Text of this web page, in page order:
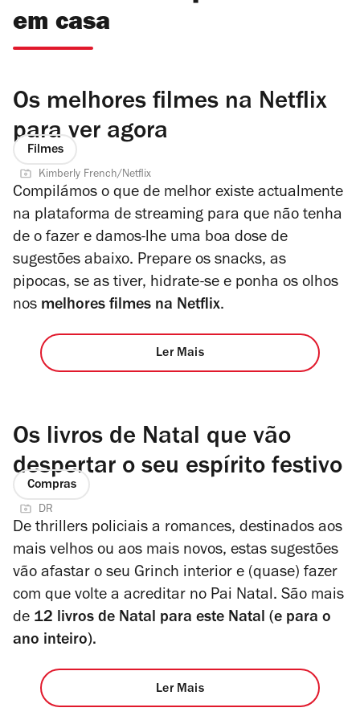
em casa
Os melhores filmes na Netflix
para ver agora
Filmes
Kimberly French/Netflix
Compilámos o que de melhor existe actualmente
na plataforma de streaming para que não tenha
de o fazer e damos-lhe uma boa dose de
sugestões abaixo. Prepare os snacks, as
pipocas, se as tiver, hidrate-se e ponha os olhos
nos melhores filmes na Netflix.
Ler Mais
Os livros de Natal que vão
despertar o seu espírito festivo
Compras
DR
De thrillers policiais a romances, destinados aos
mais velhos ou aos mais novos, estas sugestões
vão afastar o seu Grinch interior e (quase) fazer
com que volte a acreditar no Pai Natal. São mais
de 12 livros de Natal para este Natal (e para o
ano inteiro).
Ler Mais